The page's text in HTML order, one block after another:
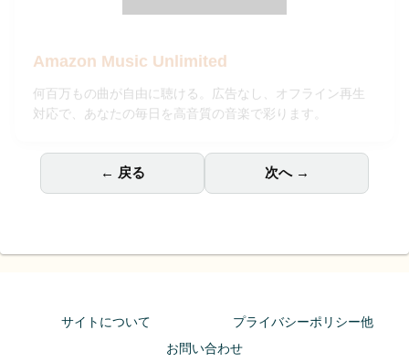
Amazon Music Unlimited
何百万もの曲が自由に聴ける。広告なし、オフライン再生
対応で、あなたの毎日を高音質の音楽で彩ります。
← 戻る 次へ →
サイトについて
プライバシーポリシー他
お問い合わせ